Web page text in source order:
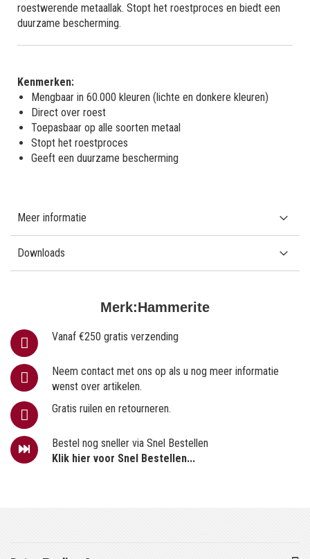
Merk:Hammerite
Vanaf €250 gratis verzending
Neem contact met ons op als u nog meer informatie
wenst over artikelen.
Gratis ruilen en retourneren.
Bestel nog sneller via Snel Bestellen
Klik hier voor Snel Bestellen...
roestwerende metaallak. Stopt het roestproces en biedt een
duurzame bescherming.
Kenmerken:
Mengbaar in 60.000 kleuren (lichte en donkere kleuren)
Direct over roest
Toepasbaar op alle soorten metaal
Stopt het roestproces
Geeft een duurzame bescherming
Meer informatie
Downloads